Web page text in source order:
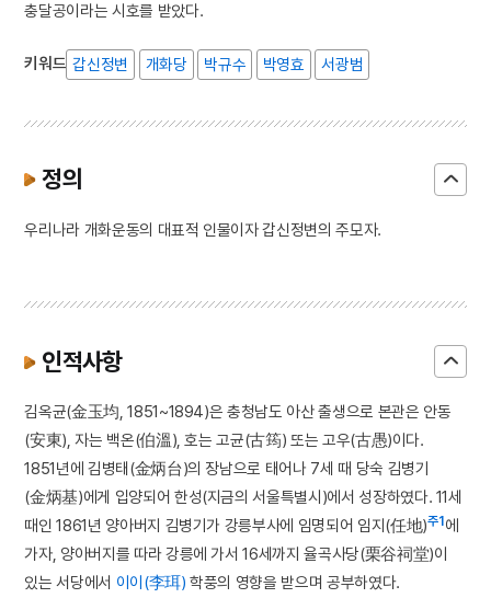
충달공이라는 시호를 받았다.
키워드 갑신정변 개화당 박규수 박영효 서광범
정의
우리나라 개화운동의 대표적 인물이자 갑신정변의 주모자.
인적사항
김옥균(金玉均, 1851~1894)은 충청남도 아산 출생으로 본관은 안동
(安東), 자는 백온(伯溫), 호는 고균(古筠) 또는 고우(古愚)이다.
1851년에 김병태(金炳台)의 장남으로 태어나 7세 때 당숙 김병기
(金炳基)에게 입양되어 한성(지금의 서울특별시)에서 성장하였다. 11세
때인 1861년 양아버지 김병기가 강릉부사에 임명되어 임지(任地)주1 에
가자, 양아버지를 따라 강릉에 가서 16세까지 율곡사당(栗谷祠堂)이
있는 서당에서 이이(李珥) 학풍의 영향을 받으며 공부하였다.